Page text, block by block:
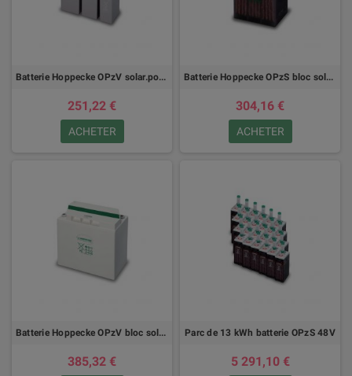
Batterie Hoppecke OPzV solar.power
251,22 €
ACHETER
Batterie Hoppecke OPzS bloc solar.power
304,16 €
ACHETER
Batterie Hoppecke OPzV bloc solar.power
385,32 €
Parc de 13 kWh batterie OPzS 48V
5 291,10 €